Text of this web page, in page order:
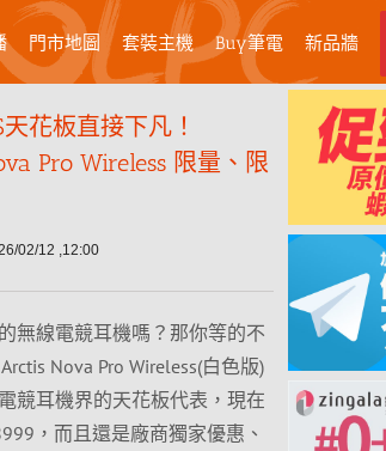
門市地圖 套裝主機 Buy筆電 新品牆
花板直接下凡！
Pro Wireless 限量、限
02/12 ,12:00
無線電競耳機嗎？那你等的不
Nova Pro Wireless(白色版)
競耳機界的天花板代表，現在
，而且還是廠商獨家優惠、